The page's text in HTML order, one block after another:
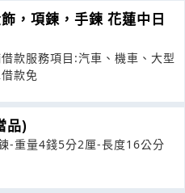
，項鍊，手鍊 花蓮中日
款服務項目:汽車、機車、大型
款免
品)
-重量4錢5分2厘-長度16公分